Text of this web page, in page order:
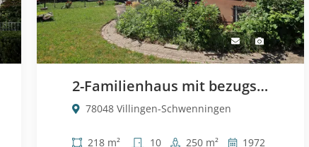
2-Familienhaus mit bezugsfreier Erdgeschoss- und Einliegerwohnung in sonniger Wohnlage
78048 Villingen-Schwenningen
218 m²
10
250 m²
1972